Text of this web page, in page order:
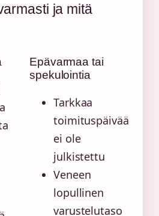
ja mitä
Epävarmaa tai
spekulointia
Tarkkaa
toimituspäivää
ei ole
julkistettu
Veneen
lopullinen
varustelutaso